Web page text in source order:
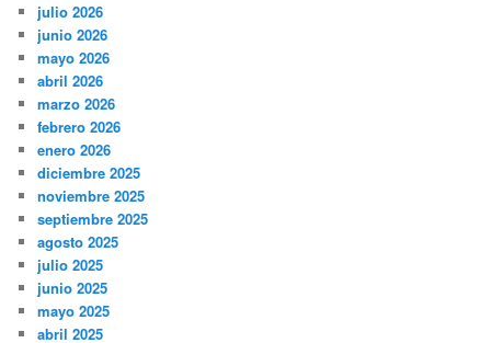
julio 2026
junio 2026
mayo 2026
abril 2026
marzo 2026
febrero 2026
enero 2026
diciembre 2025
noviembre 2025
septiembre 2025
agosto 2025
julio 2025
junio 2025
mayo 2025
abril 2025